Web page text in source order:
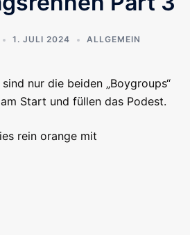
1. JULI 2024 ALLGEMEIN
nur die beiden „Boygroups“
Start und füllen das Podest.
rein orange mit